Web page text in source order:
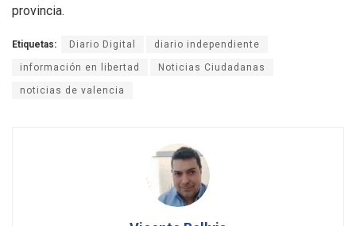
provincia.
Etiquetas: Diario Digital diario independiente
información en libertad Noticias Ciudadanas
noticias de valencia